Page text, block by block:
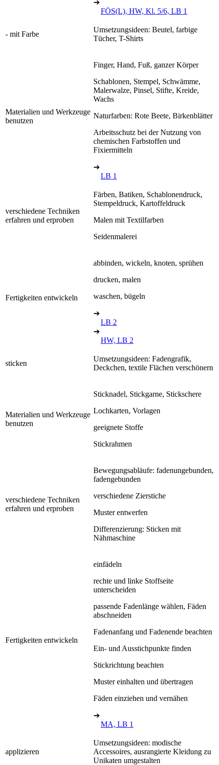
➔
FÖS(L), HW, Kl. 5/6, LB 1
- mit Farbe
Umsetzungsideen: Beutel, farbige
Tücher, T-Shirts
Materialien und Werkzeuge
benutzen
Finger, Hand, Fuß, ganzer Körper
Schablonen, Stempel, Schwämme,
Malerwalze, Pinsel, Stifte, Kreide,
Wachs
Naturfarben: Rote Beete, Birkenblätter
Arbeitsschutz bei der Nutzung von
chemischen Farbstoffen und
Fixiermitteln
➔
LB 1
verschiedene Techniken
erfahren und erproben
Färben, Batiken, Schablonendruck,
Stempeldruck, Kartoffeldruck
Malen mit Textilfarben
Seidenmalerei
Fertigkeiten entwickeln
abbinden, wickeln, knoten, sprühen
drucken, malen
waschen, bügeln
➔
LB 2
➔
HW, LB 2
sticken
Umsetzungsideen: Fadengrafik,
Deckchen, textile Flächen verschönern
Materialien und Werkzeuge
benutzen
Sticknadel, Stickgarne, Stickschere
Lochkarten, Vorlagen
geeignete Stoffe
Stickrahmen
verschiedene Techniken
erfahren und erproben
Bewegungsabläufe: fadenungebunden,
fadengebunden
verschiedene Zierstiche
Muster entwerfen
Differenzierung: Sticken mit
Nähmaschine
Fertigkeiten entwickeln
einfädeln
rechte und linke Stoffseite
unterscheiden
passende Fadenlänge wählen, Fäden
abschneiden
Fadenanfang und Fadenende beachten
Ein- und Ausstichpunkte finden
Stickrichtung beachten
Muster einhalten und übertragen
Fäden einziehen und vernähen
➔
MA, LB 1
applizieren
Umsetzungsideen: modische
Accessoires, ausrangierte Kleidung zu
Unikaten umgestalten